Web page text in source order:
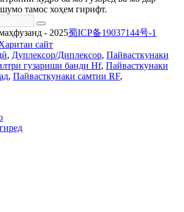
тамос хоҳем гирифт.
- 2025蜀ICP备19037144号-1
сайт
, Дуплексор/Диплексор, Пайвасткунаки
гузариши банди Hf, Пайвасткунаки
, Пайвасткунаки самтии RF,